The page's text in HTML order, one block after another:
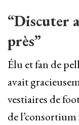
“Discuter
près”
Élu et fan de
avait
vestiaires de
de